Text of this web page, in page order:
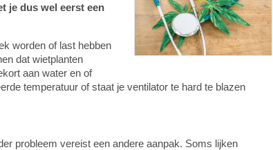
je dus wel eerst een
worden of last hebben
dat wietplanten
aan water en of
temperatuur of staat je ventilator te hard te blazen
probleem vereist een andere aanpak. Soms lijken